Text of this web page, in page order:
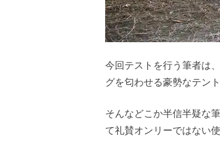
今回テストを行う筆者は
グを匂わせる豪勢なテン
そんなどこか半信半疑な
て礼賛オンリーではない